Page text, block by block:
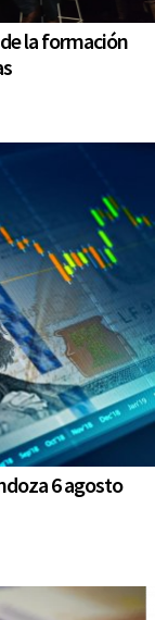
la formación
6 agosto